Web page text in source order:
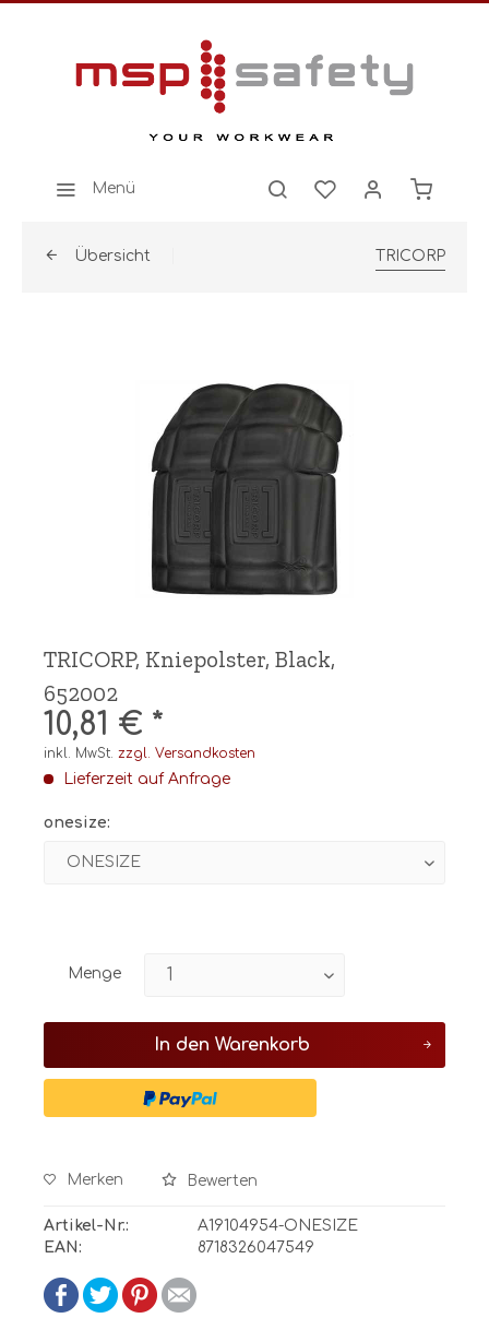
Menü
Übersicht TRICORP
TRICORP, Kniepolster, Black,
652002
10,81 € *
inkl. MwSt. zzgl. Versandkosten
Lieferzeit auf Anfrage
onesize:
Menge
In den Warenkorb
Merken Bewerten
Artikel-Nr.:
A19104954-ONESIZE
EAN:
8718326047549